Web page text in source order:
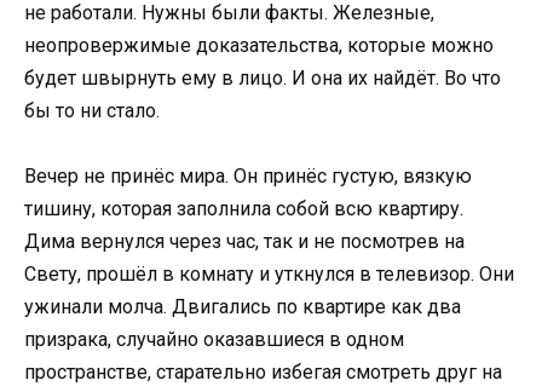
не работали. Нужны были факты. Железные,
неопровержимые доказательства, которые можно
будет швырнуть ему в лицо. И она их найдёт. Во что
бы то ни стало.
Вечер не принёс мира. Он принёс густую, вязкую
тишину, которая заполнила собой всю квартиру.
Дима вернулся через час, так и не посмотрев на
Свету, прошёл в комнату и уткнулся в телевизор. Они
ужинали молча. Двигались по квартире как два
призрака, случайно оказавшиеся в одном
пространстве, старательно избегая смотреть друг на